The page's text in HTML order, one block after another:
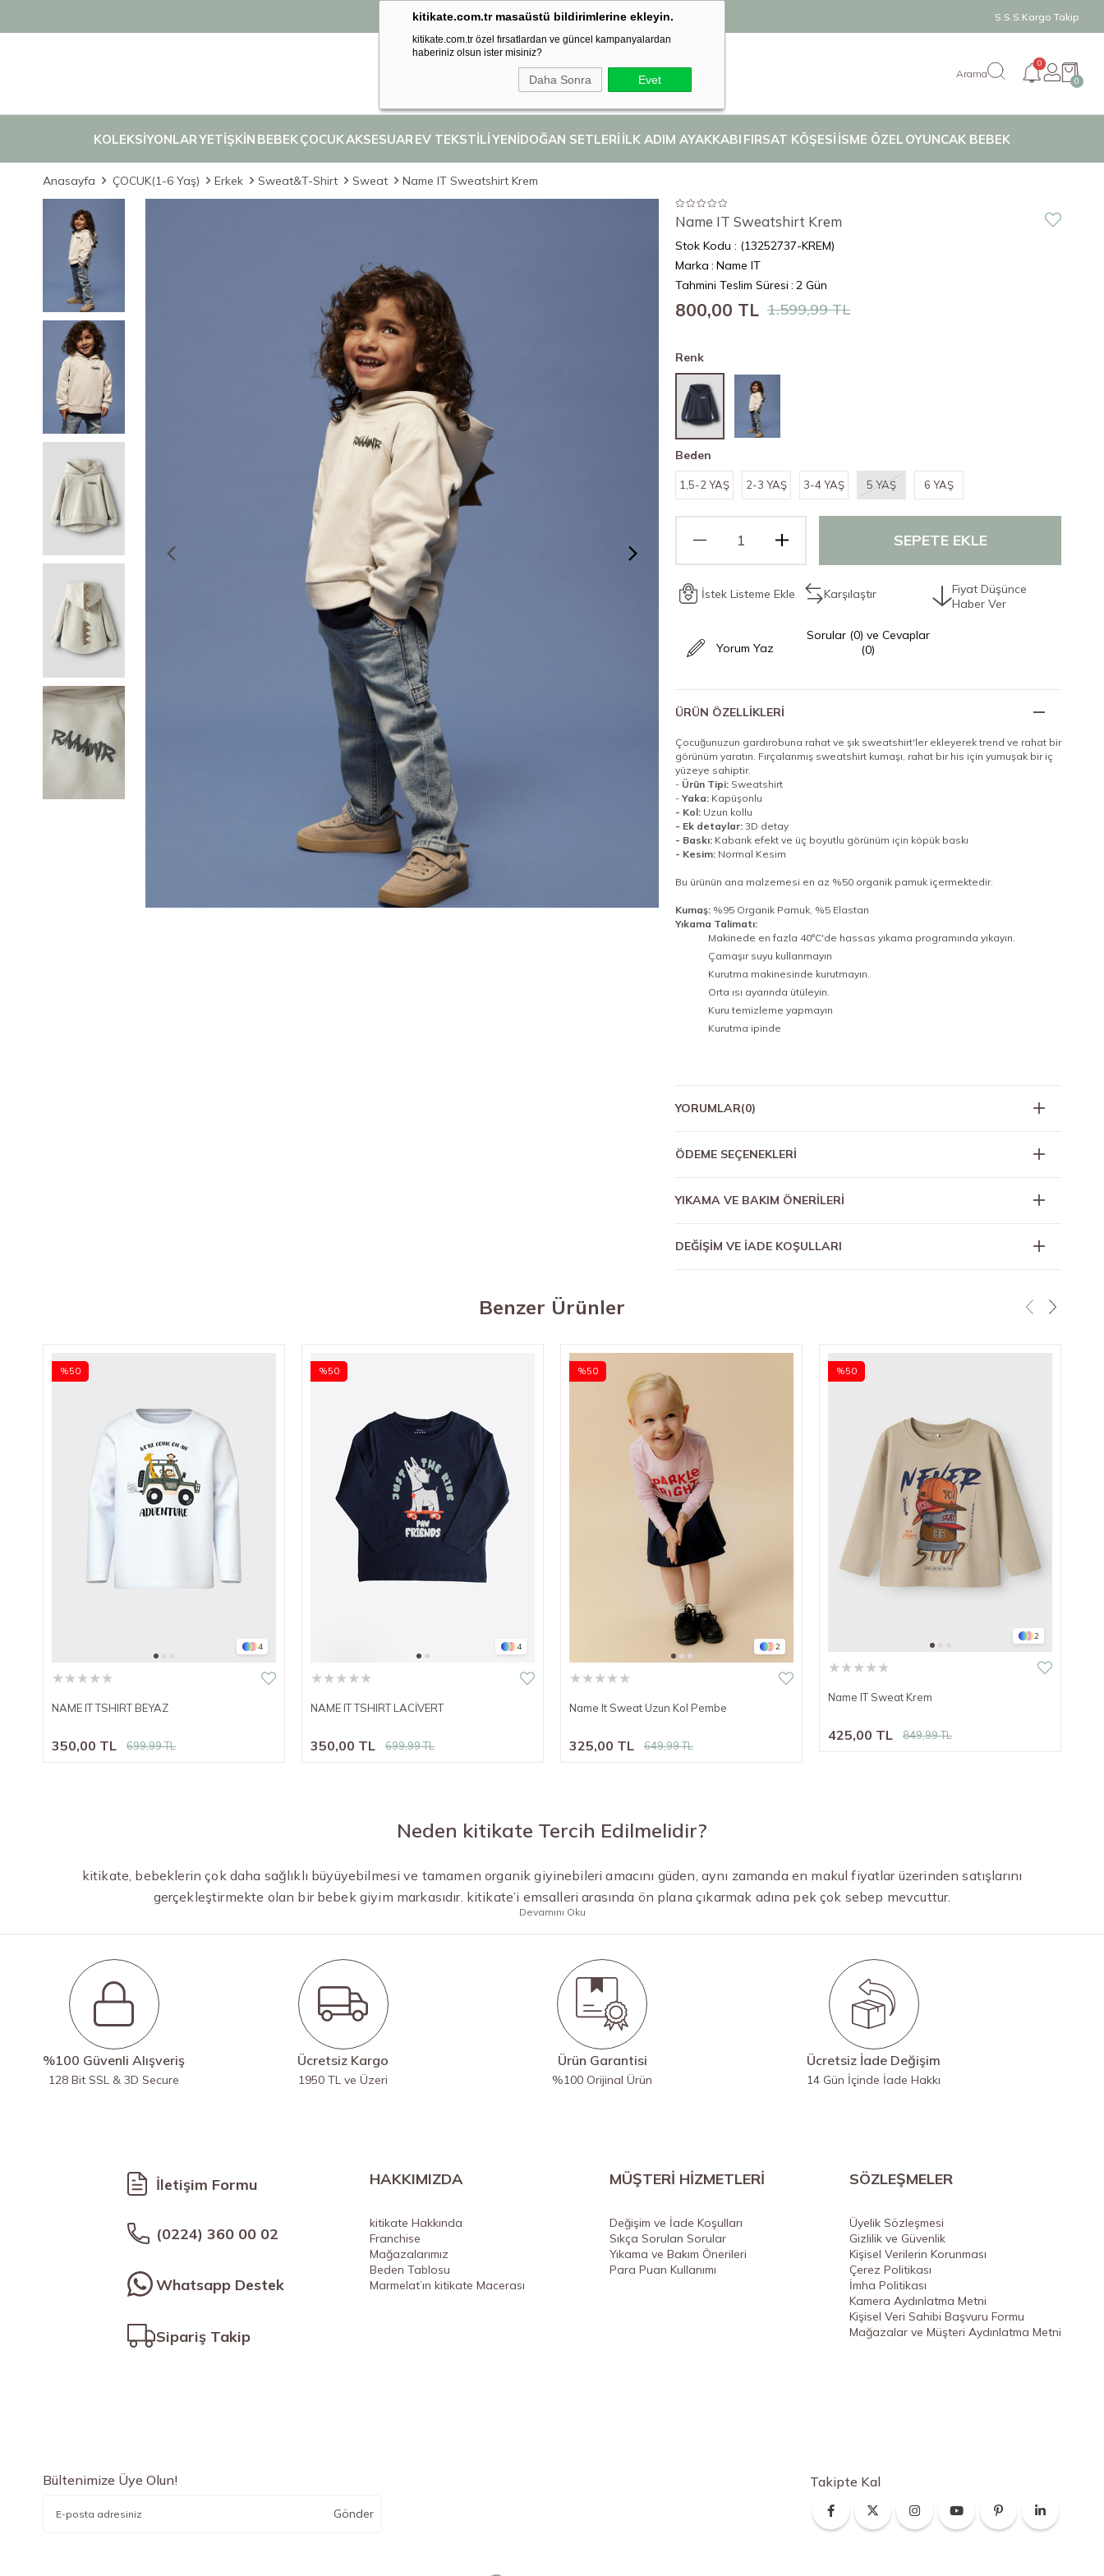
kitikate.com.tr masaüstü bildirimlerine ekleyin.
kitikate.com.tr özel fırsatlardan ve güncel kampanyalardan
haberiniz olsun ister misiniz?
Daha Sonra Evet
Seçili İlk Adım Ayakkabılarında 2. Ürüne %50 İndirim! 👣 S.S.S. Kargo Takip
0
0
KOLEKSİYONLARYETİŞKİN BEBEKÇOCUKAKSESUAR EV TEKSTİLİYENİDOĞAN SETLERİ İLK ADIM AYAKKABI FIRSAT KÖŞESİ İSME ÖZEL OYUNCAK BEBEK
Anasayfa ÇOCUK(1-6 Yaş) Erkek Sweat&T-Shirt Sweat Name IT Sweatshirt Krem
Name IT Sweatshirt Krem
Stok Kodu
(13252737-KREM)
Marka : Name IT
Tahmini Teslim Süresi : 2 Gün
1.599,99 TL
800,00 TL
Renk
Beden
1,5-2 YAŞ 2-3 YAŞ 3-4 YAŞ 5 YAŞ 6 YAŞ
İstek Listeme Ekle Karşılaştır
Fiyat Düşünce
Haber Ver
Yorum Yaz
Sorular (0) ve Cevaplar
(0)
ÜRÜN ÖZELLIKLERI
Çocuğunuzun gardırobuna rahat ve şık sweatshirt'ler ekleyerek trend ve rahat bir
görünüm yaratın. Fırçalanmış sweatshirt kumaşı, rahat bir his için yumuşak bir iç
yüzeye sahiptir.
- Ürün Tipi: Sweatshirt
- Yaka: Kapüşonlu
- Kol: Uzun kollu
- Ek detaylar: 3D detay
- Baskı: Kabarık efekt ve üç boyutlu görünüm için köpük baskı
- Kesim: Normal Kesim
Bu ürünün ana malzemesi en az %50 organik pamuk içermektedir.
Kumaş: %95 Organik Pamuk, %5 Elastan
Yıkama Talimatı:
Makinede en fazla 40°C'de hassas yıkama programında yıkayın.
Çamaşır suyu kullanmayın
Kurutma makinesinde kurutmayın.
Orta ısı ayarında ütüleyin.
Kuru temizleme yapmayın
Kurutma ipinde
YORUMLAR(0)
ÖDEME SEÇENEKLERI
YIKAMA VE BAKIM ÖNERİLERİ
DEĞİŞİM VE İADE KOŞULLARI
Benzer Ürünler
4
★★★★★
NAME IT TSHIRT BEYAZ
350,00 TL 699,99 TL
%50
4
★★★★★
NAME IT TSHIRT LACİVERT
350,00 TL 699,99 TL
%50
2
★★★★★
Name It Sweat Uzun Kol Pembe
325,00 TL 649,99 TL
%50
2
★★★★★
Name IT Sweat Krem
425,00 TL 849,99 TL
%50
Neden kitikate Tercih Edilmelidir?
kitikate, bebeklerin çok daha sağlıklı büyüyebilmesi ve tamamen organik giyinebileri amacını güden, aynı zamanda en makul fiyatlar üzerinden satışlarını
gerçekleştirmekte olan bir bebek giyim markasıdır. kitikate’i emsalleri arasında ön plana çıkarmak adına pek çok sebep mevcuttur.
Devamını Oku
%100 Güvenli Alışveriş
128 Bit SSL & 3D Secure
Ücretsiz Kargo
1950 TL ve Üzeri
Ürün Garantisi
%100 Orijinal Ürün
Ücretsiz İade Değişim
14 Gün İçinde İade Hakkı
İletişim Formu
(0224) 360 00 02
Whatsapp Destek
Sipariş Takip
HAKKIMIZDA
kitikate Hakkında
Franchise
Mağazalarımız
Beden Tablosu
Marmelat’ın kitikate Macerası
MÜŞTERİ HİZMETLERİ
Değişim ve İade Koşulları
Sıkça Sorulan Sorular
Yıkama ve Bakım Önerileri
Para Puan Kullanımı
SÖZLEŞMELER
Üyelik Sözleşmesi
Gizlilik ve Güvenlik
Kişisel Verilerin Korunması
Çerez Politikası
İmha Politikası
Kamera Aydınlatma Metni
Kişisel Veri Sahibi Başvuru Formu
Mağazalar ve Müşteri Aydınlatma Metni
Bültenimize Üye Olun!
Gönder
Takipte Kal